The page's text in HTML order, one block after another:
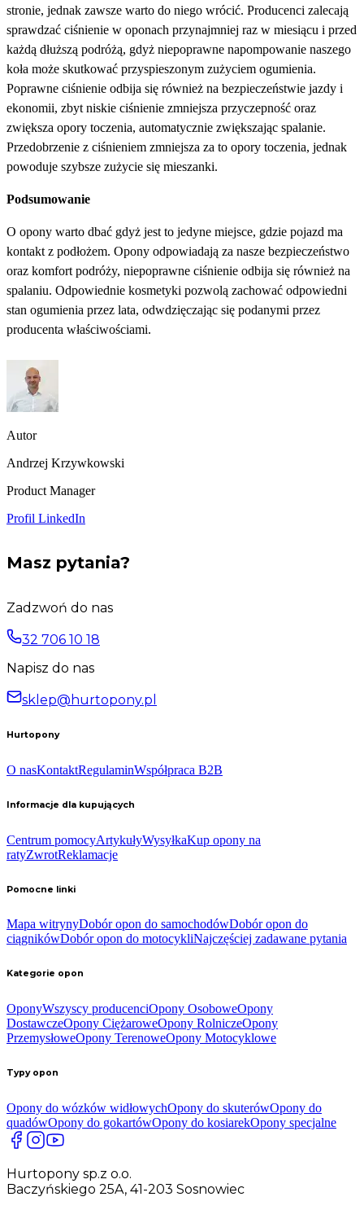
stronie, jednak zawsze warto do niego wrócić. Producenci zalecają
sprawdzać ciśnienie w oponach przynajmniej raz w miesiącu i przed
każdą dłuższą podróżą, gdyż niepoprawne napompowanie naszego
koła może skutkować przyspieszonym zużyciem ogumienia.
Poprawne ciśnienie odbija się również na bezpieczeństwie jazdy i
ekonomii, zbyt niskie ciśnienie zmniejsza przyczepność oraz
zwiększa opory toczenia, automatycznie zwiększając spalanie.
Przedobrzenie z ciśnieniem zmniejsza za to opory toczenia, jednak
powoduje szybsze zużycie się mieszanki.
Podsumowanie
O opony warto dbać gdyż jest to jedyne miejsce, gdzie pojazd ma
kontakt z podłożem. Opony odpowiadają za nasze bezpieczeństwo
oraz komfort podróży, niepoprawne ciśnienie odbija się również na
spalaniu. Odpowiednie kosmetyki pozwolą zachować odpowiedni
stan ogumienia przez lata, odwdzięczając się podanymi przez
producenta właściwościami.
Autor
Andrzej Krzywkowski
Product Manager
Profil LinkedIn
Masz pytania?
Zadzwoń do nas
32 706 10 18
Napisz do nas
sklep@hurtopony.pl
Hurtopony
O nasKontaktRegulaminWspółpraca B2B
Informacje dla kupujących
Centrum pomocyArtykułyWysyłkaKup opony na
ratyZwrotReklamacje
Pomocne linki
Mapa witrynyDobór opon do samochodówDobór opon do
ciągnikówDobór opon do motocykliNajczęściej zadawane pytania
Kategorie opon
OponyWszyscy producenciOpony OsoboweOpony
DostawczeOpony CiężaroweOpony RolniczeOpony
PrzemysłoweOpony TerenoweOpony Motocyklowe
Typy opon
Opony do wózków widłowychOpony do skuterówOpony do
quadówOpony do gokartówOpony do kosiarekOpony specjalne
Hurtopony sp.z o.o.
Baczyńskiego 25A, 41-203 Sosnowiec